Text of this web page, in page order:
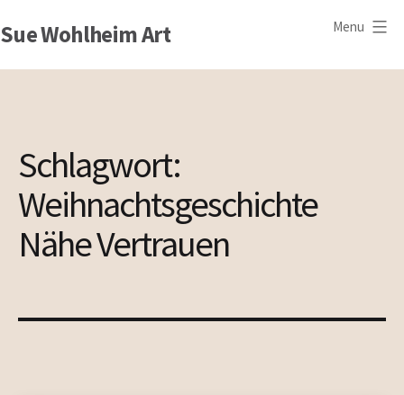
to
content
Sue Wohlheim Art Menu
Schlagwort:
Weihnachtsgeschichte
Nähe Vertrauen